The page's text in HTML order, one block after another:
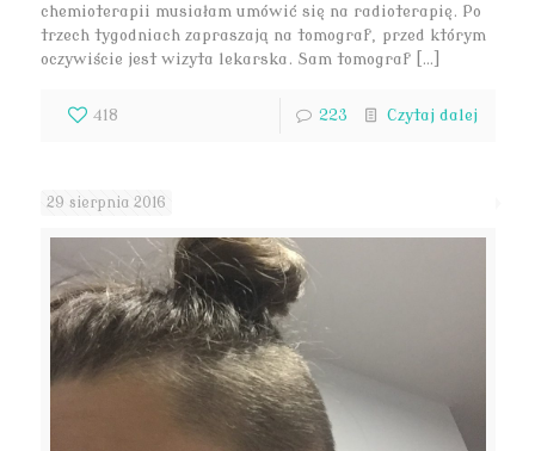
chemioterapii musiałam umówić się na radioterapię. Po
trzech tygodniach zapraszają na tomograf, przed którym
oczywiście jest wizyta lekarska. Sam tomograf […]
418 223 Czytaj dalej
29 sierpnia 2016